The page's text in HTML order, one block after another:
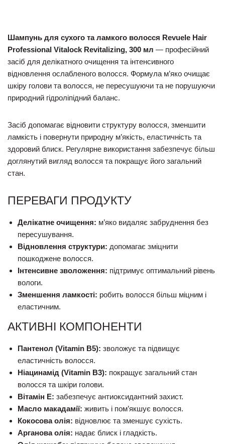
Шампунь для сухого та ламкого волосся Revuele Hair
Professional Vitalock Revitalizing, 300 мл — професійний
засіб для делікатного очищення та інтенсивного
відновлення ослабленого волосся. Формула м’яко очищає
шкіру голови та волосся, не пересушуючи та не порушуючи
природний гідроліпідний баланс.
Засіб допомагає відновити структуру волосся, зменшити
ламкість і повернути природну м’якість, еластичність та
здоровий блиск. Регулярне використання забезпечує більш
доглянутий вигляд волосся та покращує його загальний
стан.
ПЕРЕВАГИ ПРОДУКТУ
Делікатне очищення: м’яко видаляє забруднення без
пересушування.
Відновлення структури: допомагає зміцнити
пошкоджене волосся.
Інтенсивне зволоження: підтримує оптимальний рівень
вологи.
Зменшення ламкості: робить волосся більш міцним і
еластичним.
АКТИВНІ КОМПОНЕНТИ
Пантенол (Vitamin B5): зволожує та підвищує
еластичність волосся.
Ніацинамід (Vitamin B3): покращує загальний стан
волосся та шкіри голови.
Вітамін E: забезпечує антиоксидантний захист.
Масло макадамії: живить і пом’якшує волосся.
Кокосова олія: відновлює та зменшує сухість.
Арганова олія: надає блиск і гладкість.